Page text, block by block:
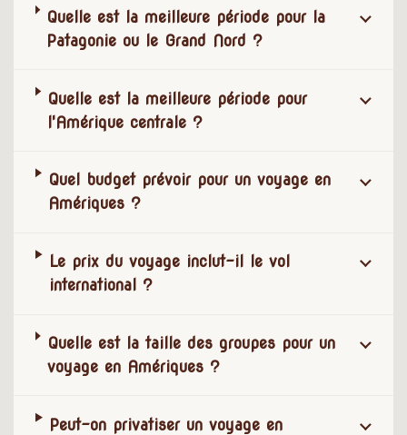
Quelle est la meilleure période pour la
Patagonie ou le Grand Nord ?
Quelle est la meilleure période pour
l'Amérique centrale ?
Quel budget prévoir pour un voyage en
Amériques ?
Le prix du voyage inclut-il le vol
international ?
Quelle est la taille des groupes pour un
voyage en Amériques ?
Peut-on privatiser un voyage en